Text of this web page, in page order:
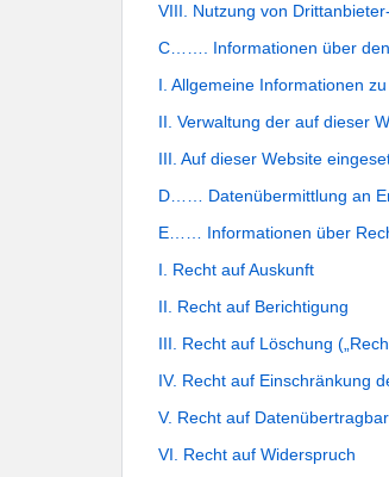
VIII. Nutzung von
C……. Informationen über
I. Allgemeine Informationen
II. Verwaltung der auf dieser
III. Auf dieser Website
D…… Datenübermittlung an
E…… Informationen über
I. Recht auf Auskunft
II. Recht auf Berichtigung
III. Recht auf Löschung
IV. Recht auf Einschränkung
V. Recht auf
VI. Recht auf Widerspruch